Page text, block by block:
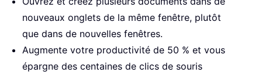
nouveaux onglets de la même fenêtre, plutôt
que dans de nouvelles fenêtres.
Augmente votre productivité de 50 % et vous
épargne des centaines de clics de souris